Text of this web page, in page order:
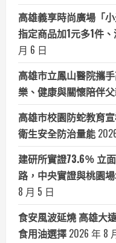
高雄義享時尚廣場「
指定商品加1元多1件
月 6 日
高雄市立鳳山醫院攜
樂、健康與關懷陪伴
高雄市校園防蛇教育
衛生安全防治量能
建研所實證73.6％ 立
路，中央實證與桃園
8 月 5 日
食安風波延燒 高雄大
食用油選擇 2026 年 8